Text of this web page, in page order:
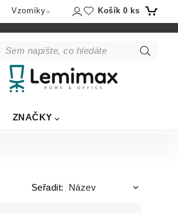
Vzorníky Košík 0 ks
ZNAČKY
Seřadit: